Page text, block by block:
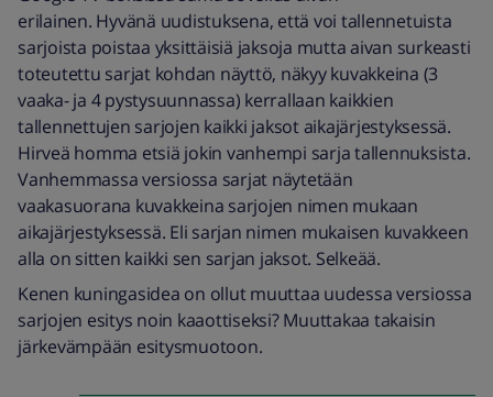
erilainen. Hyvänä uudistuksena, että voi tallennetuista
sarjoista poistaa yksittäisiä jaksoja mutta aivan surkeasti
toteutettu sarjat kohdan näyttö, näkyy kuvakkeina (3
vaaka- ja 4 pystysuunnassa) kerrallaan kaikkien
tallennettujen sarjojen kaikki jaksot aikajärjestyksessä.
Hirveä homma etsiä jokin vanhempi sarja tallennuksista.
Vanhemmassa versiossa sarjat näytetään
vaakasuorana kuvakkeina sarjojen nimen mukaan
aikajärjestyksessä. Eli sarjan nimen mukaisen kuvakkeen
alla on sitten kaikki sen sarjan jaksot. Selkeää.
Kenen kuningasidea on ollut muuttaa uudessa versiossa
sarjojen esitys noin kaaottiseksi? Muuttakaa takaisin
järkevämpään esitysmuotoon.